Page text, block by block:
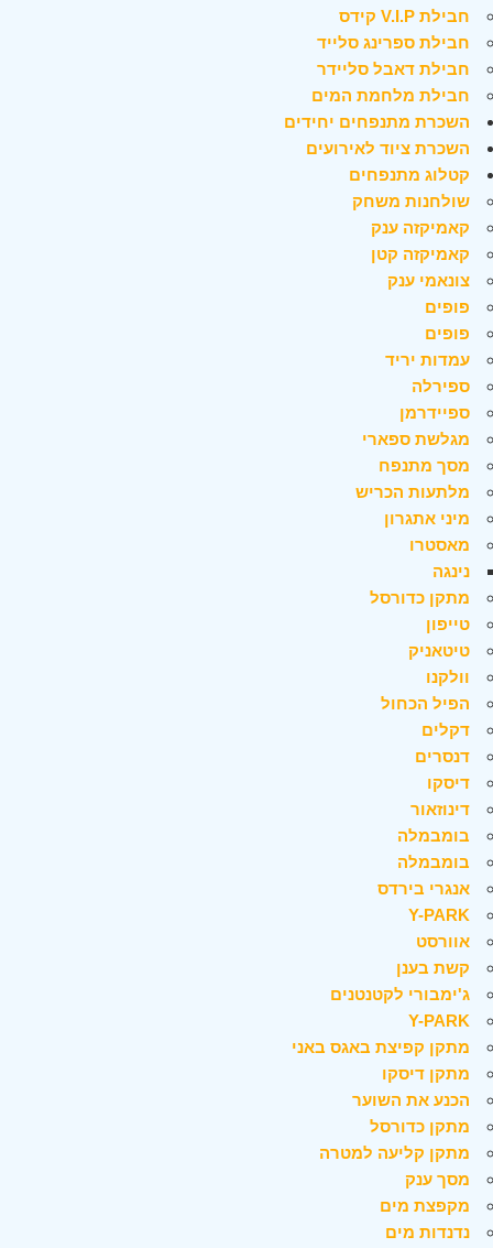
חבילת V.I.P קידס
חבילת ספרינג סלייד
חבילת דאבל סליידר
חבילת מלחמת המים
השכרת מתנפחים יחידים
השכרת ציוד לאירועים
קטלוג מתנפחים
שולחנות משחק
קאמיקזה ענק
קאמיקזה קטן
צונאמי ענק
פופים
פופים
עמדות יריד
ספירלה
ספיידרמן
מגלשת ספארי
מסך מתנפח
מלתעות הכריש
מיני אתגרון
מאסטרו
נינגה
מתקן כדורסל
טייפון
טיטאניק
וולקנו
הפיל הכחול
דקלים
דנסרים
דיסקו
דינוזאור
בומבמלה
בומבמלה
אנגרי בירדס
Y-PARK
אוורסט
קשת בענן
ג'ימבורי לקטנטנים
Y-PARK
מתקן קפיצת באגס באני
מתקן דיסקו
הכנע את השוער
מתקן כדורסל
מתקן קליעה למטרה
מסך ענק
מקפצת מים
נדנדות מים